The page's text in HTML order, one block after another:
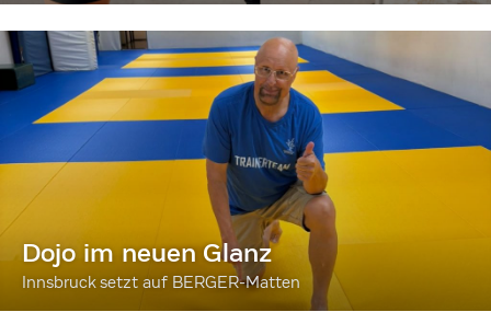
Dojo im neuen Glanz
Innsbruck setzt auf BERGER-Matten